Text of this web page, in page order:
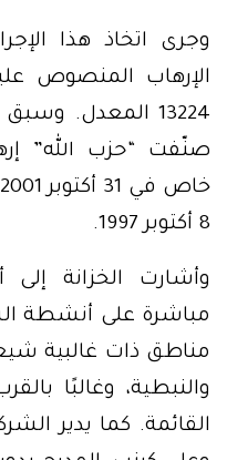
وجرى اتخاذ هذا
الإرهاب المنصوص
13224 المعدل.
صنّفت “حزب الله”
8 أكتوبر 1997.
وأشارت الخزانة
مباشرة على أنشطة
مناطق ذات غالبية
والنبطية، وغالبًا
القائمة. كما يدير